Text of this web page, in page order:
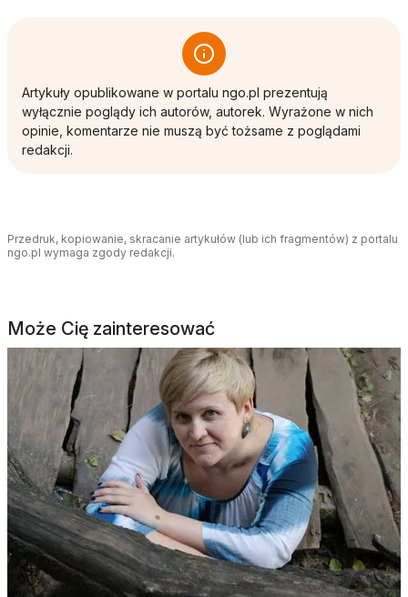
Artykuły opublikowane w portalu ngo.pl prezentują
wyłącznie poglądy ich autorów, autorek. Wyrażone w nich
opinie, komentarze nie muszą być tożsame z poglądami
redakcji.
Przedruk, kopiowanie, skracanie artykułów (lub ich fragmentów) z portalu
ngo.pl wymaga zgody redakcji.
Może Cię zainteresować